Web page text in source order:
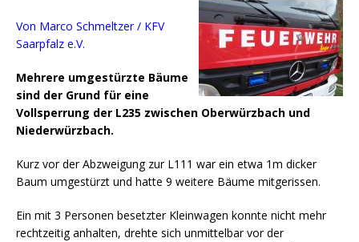
Von Marco Schmeltzer / KFV
Saarpfalz e.V.
Mehrere umgestürzte Bäume
sind der Grund für eine
Vollsperrung der L235 zwischen Oberwürzbach und
Niederwürzbach.
Kurz vor der Abzweigung zur L111 war ein etwa 1m dicker
Baum umgestürzt und hatte 9 weitere Bäume mitgerissen.
Ein mit 3 Personen besetzter Kleinwagen konnte nicht mehr
rechtzeitig anhalten, drehte sich unmittelbar vor der